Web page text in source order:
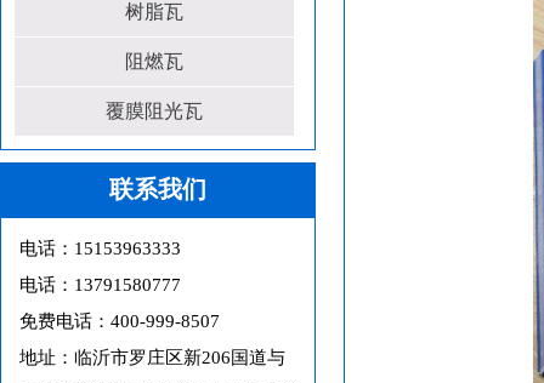
树脂瓦
阻燃瓦
覆膜阻光瓦
联系我们
电话：15153963333
电话：13791580777
免费电话：400-999-8507
地址：临沂市罗庄区新206国道与